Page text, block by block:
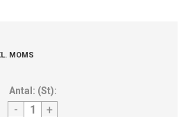
MOMS
Antal: (St):
- +